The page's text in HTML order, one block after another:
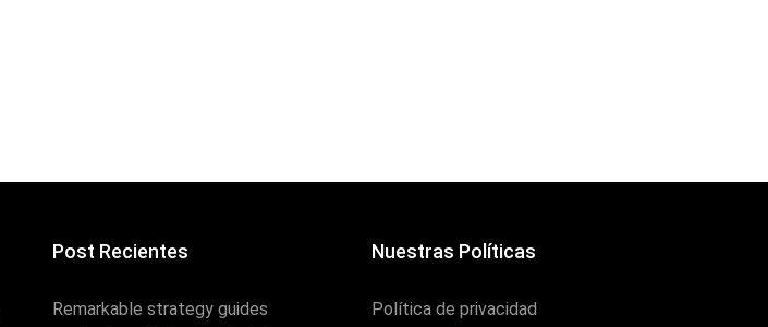
Post Recientes
Remarkable strategy guides
Nuestras Políticas
Política de privacidad